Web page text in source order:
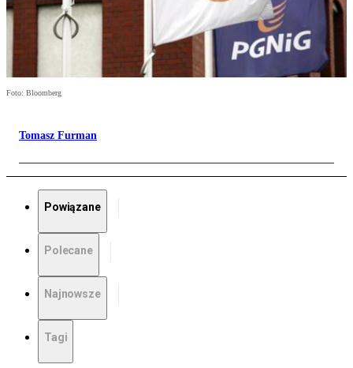
Foto: Bloomberg
Tomasz Furman
Powiązane
Polecane
Najnowsze
Tagi